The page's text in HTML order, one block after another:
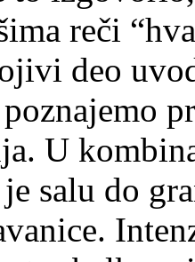
reči
deo
U
salu do